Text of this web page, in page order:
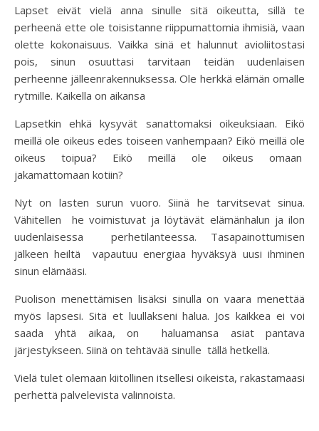
Lapset eivät vielä anna sinulle sitä oikeutta, sillä te
perheenä ette ole toisistanne riippumattomia ihmisiä, vaan
olette kokonaisuus. Vaikka sinä et halunnut avioliitostasi
pois, sinun osuuttasi tarvitaan teidän uudenlaisen
perheenne jälleenrakennuksessa. Ole herkkä elämän omalle
rytmille. Kaikella on aikansa
Lapsetkin ehkä kysyvät sanattomaksi oikeuksiaan. Eikö
meillä ole oikeus edes toiseen vanhempaan? Eikö meillä ole
oikeus toipua? Eikö meillä ole oikeus omaan
jakamattomaan kotiin?
Nyt on lasten surun vuoro. Siinä he tarvitsevat sinua.
Vähitellen he voimistuvat ja löytävät elämänhalun ja ilon
uudenlaisessa perhetilanteessa. Tasapainottumisen
jälkeen heiltä vapautuu energiaa hyväksyä uusi ihminen
sinun elämääsi.
Puolison menettämisen lisäksi sinulla on vaara menettää
myös lapsesi. Sitä et luullakseni halua. Jos kaikkea ei voi
saada yhtä aikaa, on haluamansa asiat pantava
järjestykseen. Siinä on tehtävää sinulle tällä hetkellä.
Vielä tulet olemaan kiitollinen itsellesi oikeista, rakastamaasi
perhettä palvelevista valinnoista.